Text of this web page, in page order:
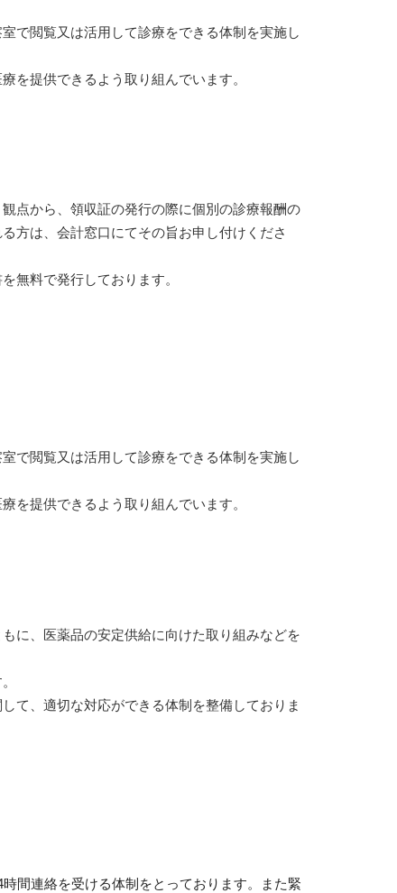
閲覧又は活用して診療をできる体制を実施し
提供できるよう取り組んでいます。
点から、領収証の発行の際に個別の診療報酬の
方は、会計窓口にてその旨お申し付けくださ
無料で発行しております。
閲覧又は活用して診療をできる体制を実施し
提供できるよう取り組んでいます。
に、医薬品の安定供給に向けた取り組みなどを
て、適切な対応ができる体制を整備しておりま
間連絡を受ける体制をとっております。また緊